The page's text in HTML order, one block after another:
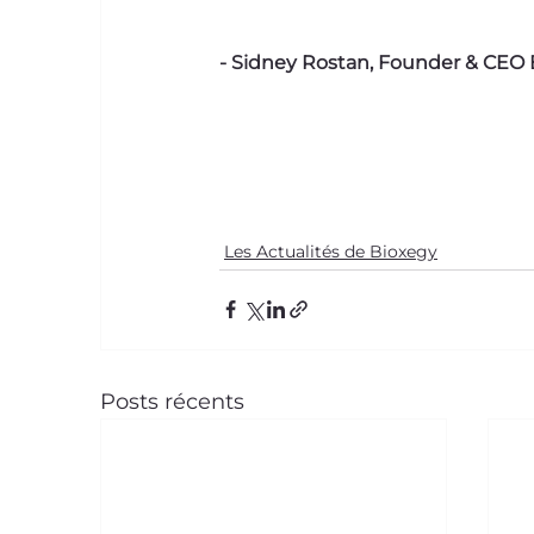
- Sidney Rostan, Founder & CEO
Les Actualités de Bioxegy
Posts récents